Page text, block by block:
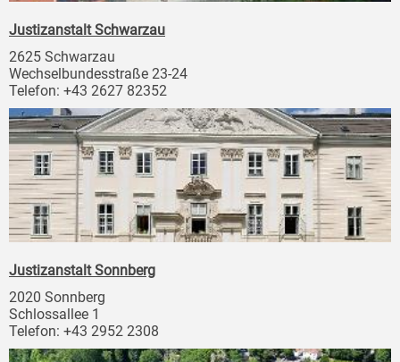
Justizanstalt Schwarzau
2625 Schwarzau
Wechselbundesstraße 23-24
Telefon: +43 2627 82352
Justizanstalt Sonnberg
2020 Sonnberg
Schlossallee 1
Telefon: +43 2952 2308